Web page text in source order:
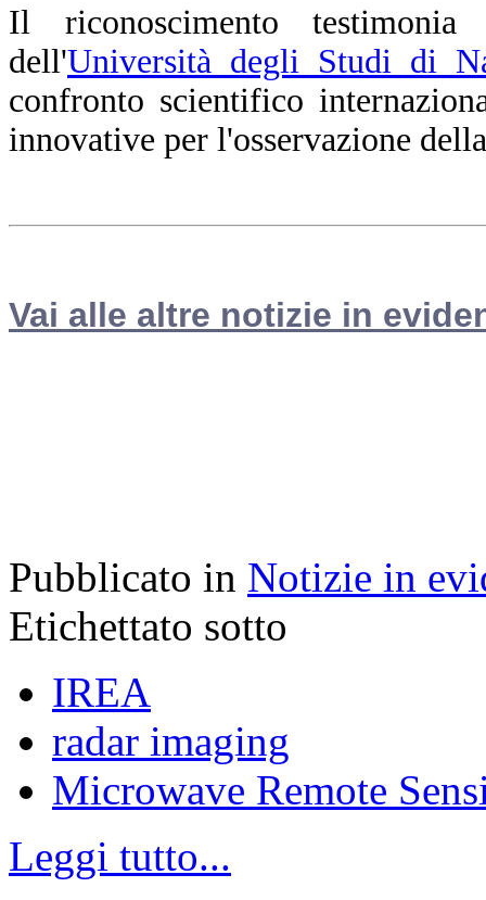
Il riconoscimento
dell'Università degli Studi di
confronto scientifico
innovative per l'osservazione
Vai alle altre notizie in
Pubblicato in Notizie in
Etichettato sotto
IREA
radar imaging
Microwave Remote
Leggi tutto...